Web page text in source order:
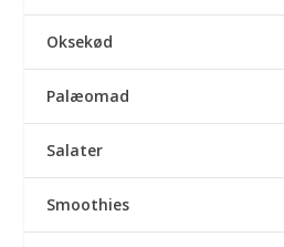
Oksekød
Palæomad
Salater
Smoothies